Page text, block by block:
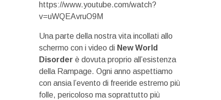
https://www.youtube.com/watch?
v=uWQEAvruO9M
Una parte della nostra vita incollati allo
schermo con i video di New World
Disorder è dovuta proprio all’esistenza
della Rampage. Ogni anno aspettiamo
con ansia l’evento di freeride estremo più
folle, pericoloso ma soprattutto più